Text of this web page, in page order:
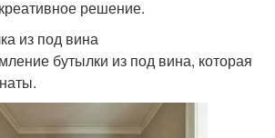
решение.
из под вина
бутылки из под вина, которая